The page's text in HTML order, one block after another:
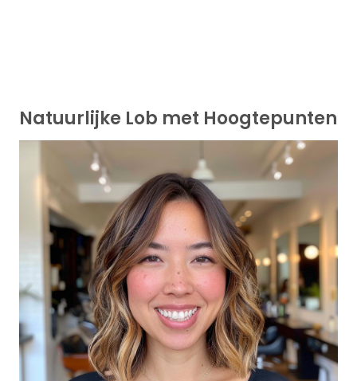
Natuurlijke Lob met Hoogtepunten